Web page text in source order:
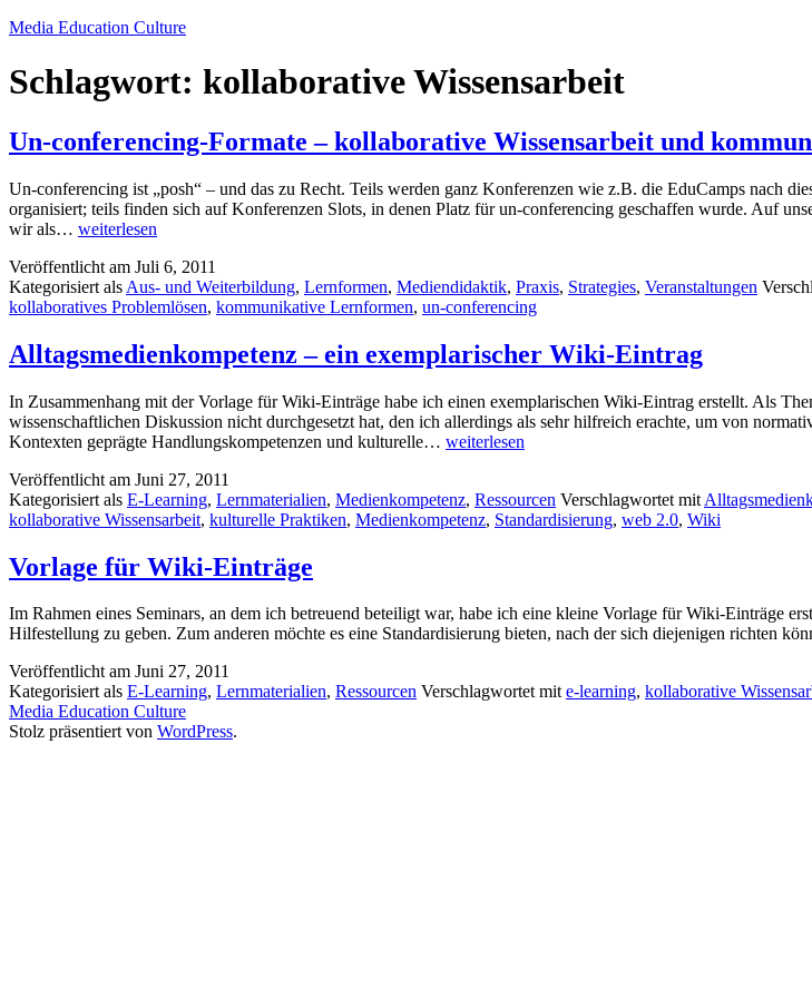
Zum
springen
Media Education Culture
Schlagwort: kollaborative Wissensarbeit
Un-conferencing-Formate – kollaborative Wissensarbeit und
Un-conferencing ist „posh“ – und das zu Recht. Teils werden ganz Konferenzen wie z.B. die EduCamps nach
organisiert; teils finden sich auf Konferenzen Slots, in denen Platz für un-conferencing geschaffen wurde. Auf
wir als… Un-
Formate
–
kollaborative
und
kommunikative
weiterlesen
Veröffentlicht am Juli 6, 2011
Kategorisiert als Aus- und Weiterbildung, Lernformen, Mediendidaktik, Praxis, Strategies, Veranstaltungen
kollaboratives Problemlösen, kommunikative Lernformen, un-conferencing
Alltagsmedienkompetenz – ein exemplarischer Wiki-Eintrag
In Zusammenhang mit der Vorlage für Wiki-Einträge habe ich einen exemplarischen Wiki-Eintrag erstellt. Als
wissenschaftlichen Diskussion nicht durchgesetzt hat, den ich allerdings als sehr hilfreich erachte, um von
Kontexten geprägte Handlungskompetenzen und kulturelle… Alltagsmedienkompetenz
exemplarischer
Wiki-
weiterlesen
Veröffentlicht am Juni 27, 2011
Kategorisiert als E-Learning, Lernmaterialien, Medienkompetenz, Ressourcen Verschlagwortet mit
kollaborative Wissensarbeit, kulturelle Praktiken, Medienkompetenz, Standardisierung, web 2.0, Wiki
Vorlage für Wiki-Einträge
Im Rahmen eines Seminars, an dem ich betreuend beteiligt war, habe ich eine kleine Vorlage für Wiki-Einträge
Hilfestellung zu geben. Zum anderen möchte es eine Standardisierung bieten, nach der sich diejenigen richten
Veröffentlicht am Juni 27, 2011
Kategorisiert als E-Learning, Lernmaterialien, Ressourcen Verschlagwortet mite-learning, kollaborative
Media Education Culture
Stolz präsentiert von WordPress.